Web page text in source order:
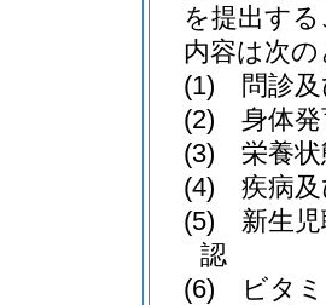
を提出す
内容は次
(1)
問診
(2)
身体
(3)
栄養
(4)
疾病
(5)
新生
認
(6)
ビタ